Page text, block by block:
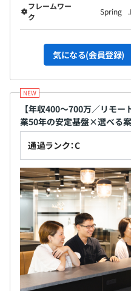
フレームワー
ク
Spring
気になる(会員登録)
【年収400〜700万／リモ
業50年の安定基盤×選べる
通過ランク：C